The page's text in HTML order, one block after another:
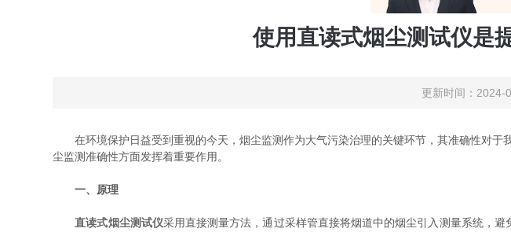
使用直读式烟尘测试仪是
更新时间：
在环境保护日益受到重视的今天，烟尘监测作为大气污染治理的关键环节，其准确性对于
尘监测准确性方面发挥着重要作用。
一、原理
直读式烟尘测试仪采用直接测量方法，通过采样管直接将烟道中的烟尘引入测量系统，